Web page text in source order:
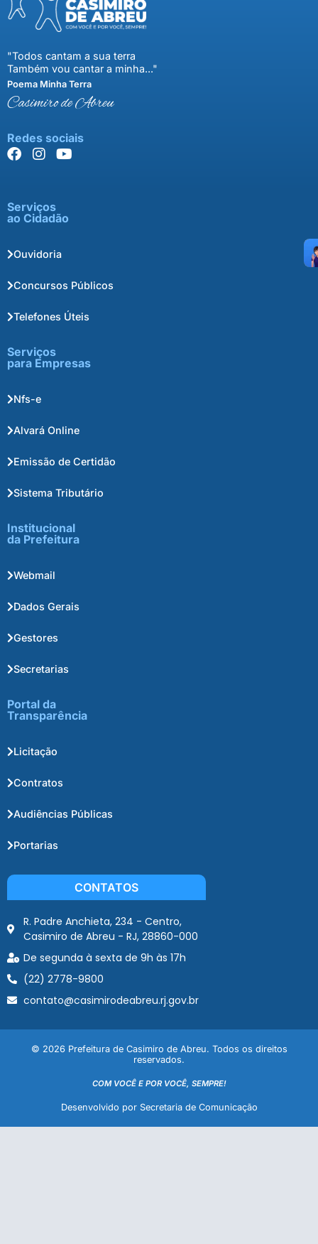
"Todos cantam a sua terra
Também vou cantar a minha..."
Poema Minha Terra
Casimiro de Abreu
Redes sociais
Serviços
ao Cidadão
Ouvidoria
Concursos Públicos
Telefones Úteis
Serviços
para Empresas
Nfs-e
Alvará Online
Emissão de Certidão
Sistema Tributário
Institucional
da Prefeitura
Webmail
Dados Gerais
Gestores
Secretarias
Portal da
Transparência
Licitação
Contratos
Audiências Públicas
Portarias
CONTATOS
R. Padre Anchieta, 234 - Centro,
Casimiro de Abreu - RJ, 28860-000
De segunda à sexta de 9h às 17h
(22) 2778-9800
contato@casimirodeabreu.rj.gov.br
© 2026 Prefeitura de Casimiro de Abreu. Todos os direitos
reservados.
COM VOCÊ E POR VOCÊ, SEMPRE!
Desenvolvido por Secretaria de Comunicação